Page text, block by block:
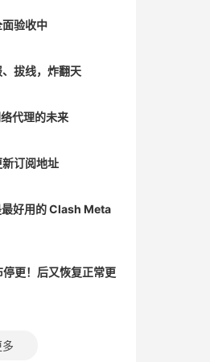
验收中
拔线，炸翻天
代理的未来
订阅地址
好用的 Clash Meta
更！后又恢复正常更